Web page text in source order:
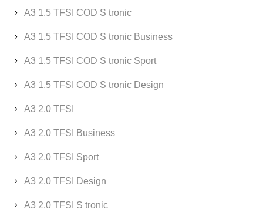
A3 1.5 TFSI COD S tronic
A3 1.5 TFSI COD S tronic Business
A3 1.5 TFSI COD S tronic Sport
A3 1.5 TFSI COD S tronic Design
A3 2.0 TFSI
A3 2.0 TFSI Business
A3 2.0 TFSI Sport
A3 2.0 TFSI Design
A3 2.0 TFSI S tronic